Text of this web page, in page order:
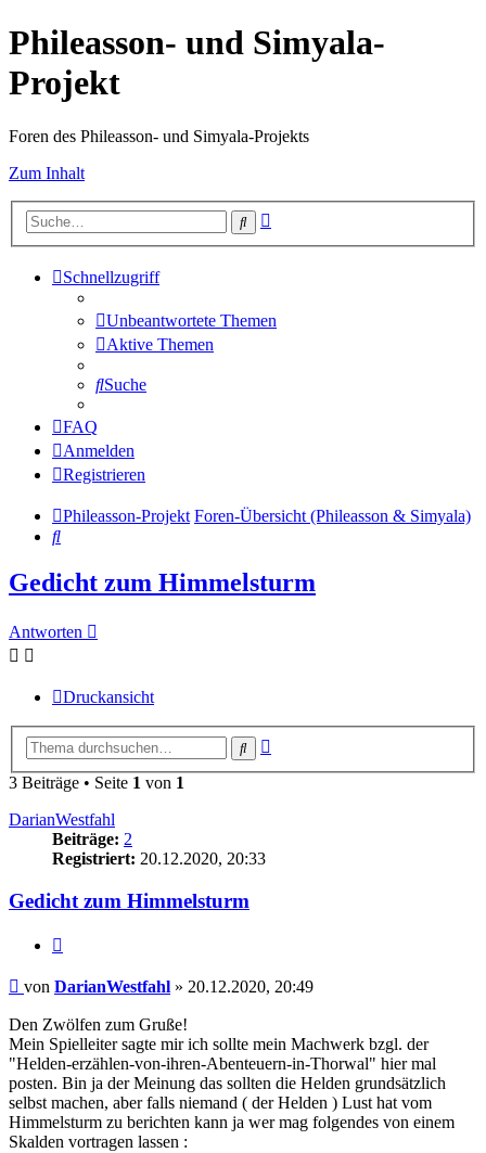
Phileasson- und Simyala-
Projekt
Foren des Phileasson- und Simyala-Projekts
Zum Inhalt
Suche
Schnellzugriff
Unbeantwortete Themen
Aktive Themen
Suche
FAQ
Anmelden
Registrieren
Phileasson-Projekt Foren-Übersicht (Phileasson & Simyala)
Suche
Gedicht zum Himmelsturm
Antworten
Druckansicht
Suche
3 Beiträge • Seite 1 von 1
DarianWestfahl
Beiträge: 2
Registriert: 20.12.2020, 20:33
Gedicht zum Himmelsturm
Beitrag
von DarianWestfahl » 20.12.2020, 20:49
Den Zwölfen zum Gruße!
Mein Spielleiter sagte mir ich sollte mein Machwerk bzgl. der
"Helden-erzählen-von-ihren-Abenteuern-in-Thorwal" hier mal
posten. Bin ja der Meinung das sollten die Helden grundsätzlich
selbst machen, aber falls niemand ( der Helden ) Lust hat vom
Himmelsturm zu berichten kann ja wer mag folgendes von einem
Skalden vortragen lassen :